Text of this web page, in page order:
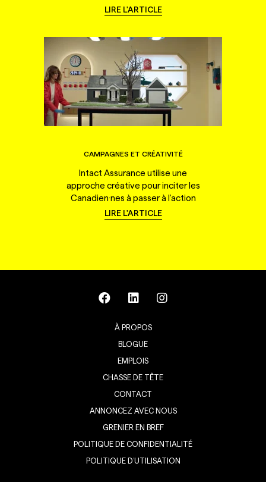
LIRE L'ARTICLE
CAMPAGNES ET CRÉATIVITÉ
Intact Assurance utilise une
approche créative pour inciter les
Canadien·nes à passer à l'action
LIRE L'ARTICLE
À PROPOS
BLOGUE
EMPLOIS
CHASSE DE TÊTE
CONTACT
ANNONCEZ AVEC NOUS
GRENIER EN BREF
POLITIQUE DE CONFIDENTIALITÉ
POLITIQUE D’UTILISATION